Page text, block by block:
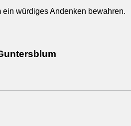
würdiges Andenken bewahren.